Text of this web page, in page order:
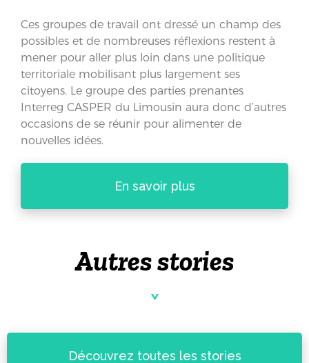
Ces groupes de travail ont dressé un champ des
possibles et de nombreuses réflexions restent à
mener pour aller plus loin dans une politique
territoriale mobilisant plus largement ses
citoyens. Le groupe des parties prenantes
Interreg CASPER du Limousin aura donc d’autres
occasions de se réunir pour alimenter de
nouvelles idées.
En savoir plus
Autres stories
Découvrez toutes les stories